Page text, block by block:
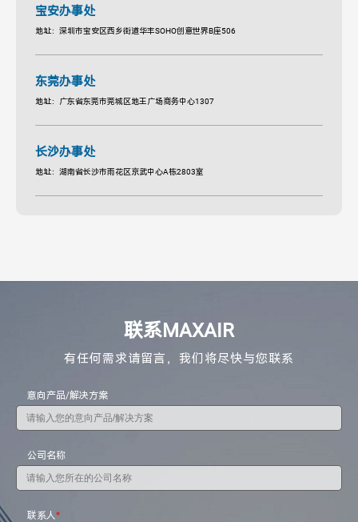
宝安办事处
地址：深圳市宝安区西乡街道华丰SOHO创意世界B座506
东莞办事处
地址：广东省东莞市莞城区地王广场商务中心1307
长沙办事处
地址：湖南省长沙市雨花区京武中心A栋2803室
联系MAXAIR
有任何需求请留言，我们将尽快与您联系
意向产品/解决方案
公司名称
联系人*